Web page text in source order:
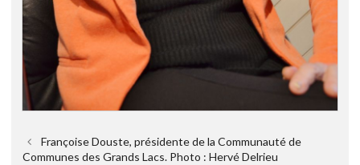
Françoise Douste, présidente de la Communauté de
Communes des Grands Lacs. Photo : Hervé Delrieu